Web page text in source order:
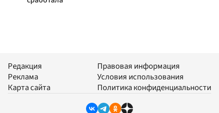
Редакция
Реклама
Карта сайта
Правовая информация
Условия использования
Политика конфиденциальности